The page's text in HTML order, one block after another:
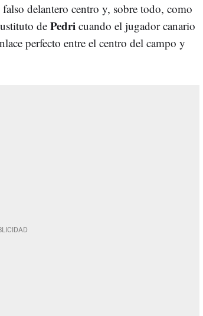
delantero centro y, sobre todo, como
de Pedri cuando el jugador canario
perfecto entre el centro del campo y